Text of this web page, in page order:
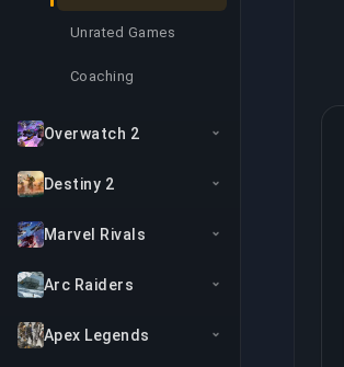
Unrated Games
Coaching
Overwatch 2
Destiny 2
Marvel Rivals
Arc Raiders
Apex Legends